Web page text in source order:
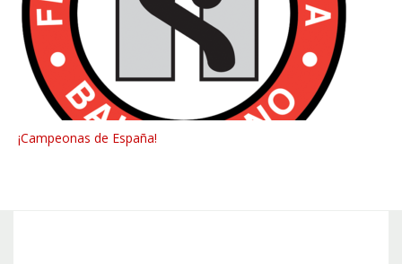
¡Campeonas de España!